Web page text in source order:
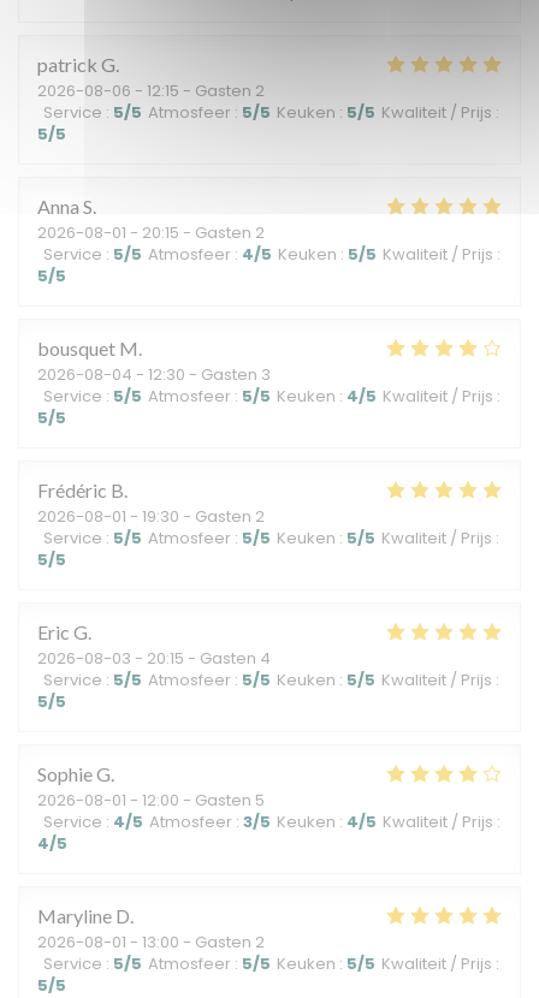
patrick G
2026-08-06 - 12:15 - Gasten 2
Service : 5/5 Atmosfeer : 5/5 Keuken : 5/5 Kwaliteit / Prijs :
5/5
Anna S
2026-08-01 - 20:15 - Gasten 2
Service : 5/5 Atmosfeer : 4/5 Keuken : 5/5 Kwaliteit / Prijs :
5/5
bousquet M
2026-08-04 - 12:30 - Gasten 3
Service : 5/5 Atmosfeer : 5/5 Keuken : 4/5 Kwaliteit / Prijs :
5/5
Frédéric B
2026-08-01 - 19:30 - Gasten 2
Service : 5/5 Atmosfeer : 5/5 Keuken : 5/5 Kwaliteit / Prijs :
5/5
Eric G
2026-08-03 - 20:15 - Gasten 4
Service : 5/5 Atmosfeer : 5/5 Keuken : 5/5 Kwaliteit / Prijs :
5/5
SophieG
2026-08-01 - 12:00 - Gasten 5
Service : 4/5 Atmosfeer : 3/5 Keuken : 4/5 Kwaliteit / Prijs :
4/5
Maryline D
2026-08-01 - 13:00 - Gasten 2
Service : 5/5 Atmosfeer : 5/5 Keuken : 5/5 Kwaliteit / Prijs :
5/5